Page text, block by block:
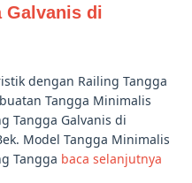
Galvanis di
dengan Railing Tangga
Tangga Minimalis
Tangga Galvanis di
Model Tangga Minimalis
Tangga baca selanjutnya